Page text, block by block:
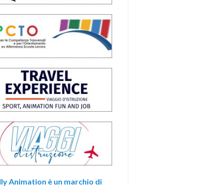
Animation è un marchio di